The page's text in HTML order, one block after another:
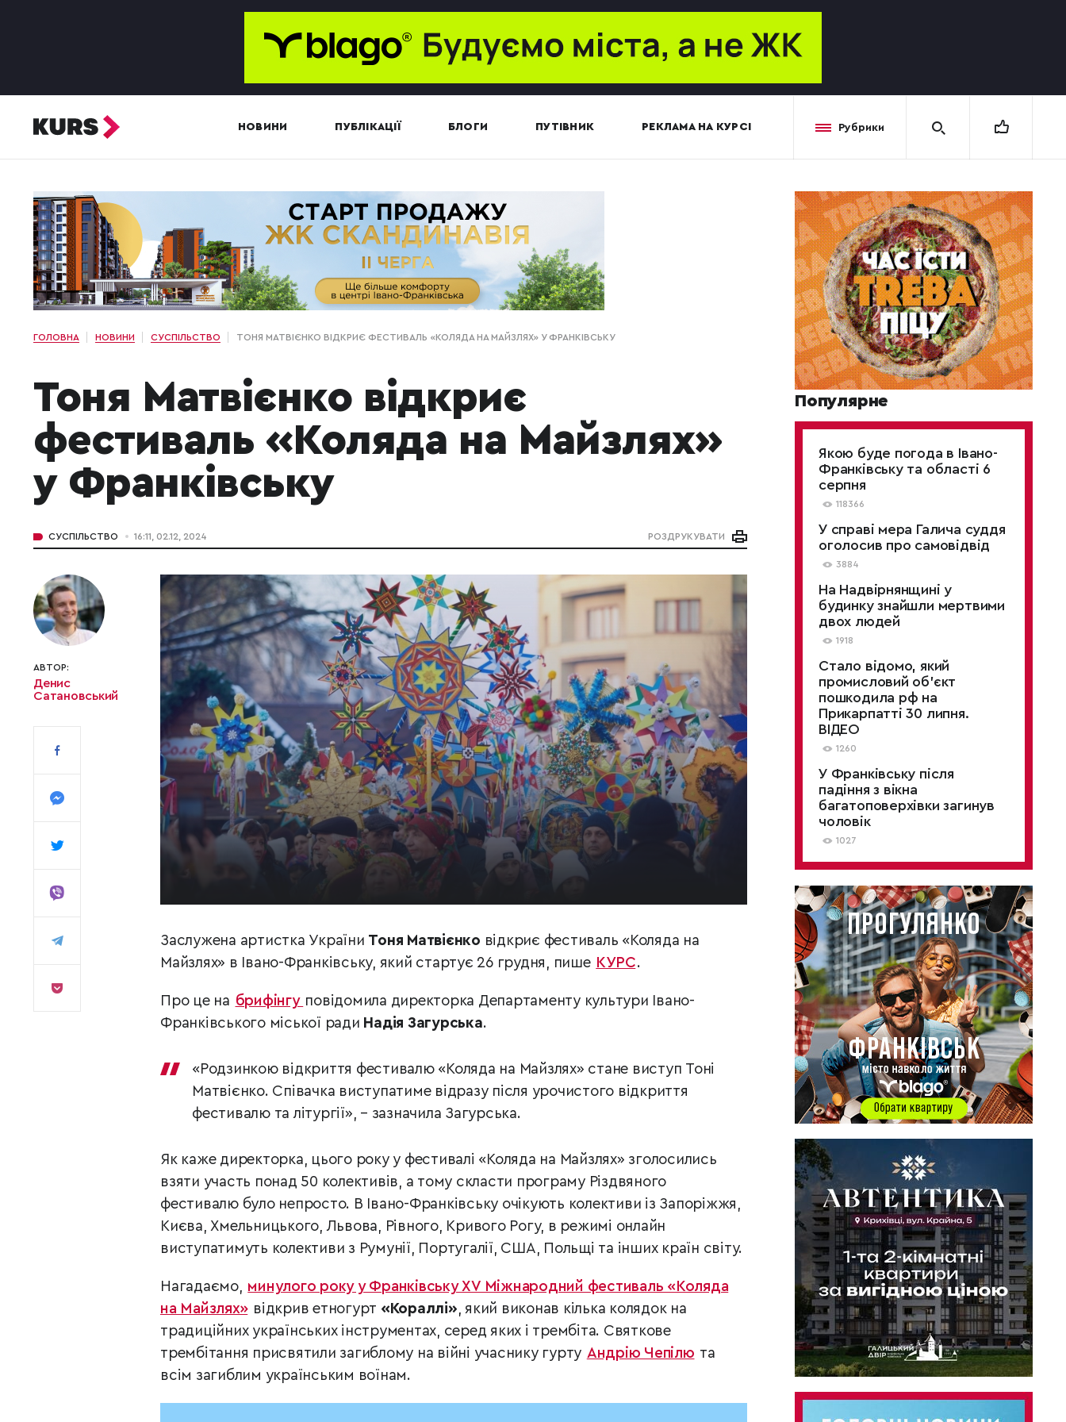
НОВИНИ ПУБЛІКАЦІЇ БЛОГИ ПУТІВНИК РЕКЛАМА НА КУРСІ Рубрики
ГОЛОВНА НОВИНИ СУСПІЛЬСТВО ТОНЯ МАТВІЄНКО ВІДКРИЄ ФЕСТИВАЛЬ «КОЛЯДА НА МАЙЗЛЯХ» У ФРАНКІВСЬКУ
Тоня Матвієнко відкриє
фестиваль «Коляда на Майзлях»
у Франківську
СУСПІЛЬСТВО 16:11, 02.12, 2024 РОЗДРУКУВАТИ
АВТОР:
Денис
Сатановський
Заслужена артистка України Тоня Матвієнко відкриє фестиваль «Коляда на
Майзлях» в Івано-Франківську, який стартує 26 грудня, пише КУРС.
Про це на брифінгу повідомила директорка Департаменту культури Івано-
Франківського міської ради Надія Загурська.
«Родзинкою відкриття фестивалю «Коляда на Майзлях» стане виступ Тоні
Матвієнко. Співачка виступатиме відразу після урочистого відкриття
фестивалю та літургії», – зазначила Загурська.
Як каже директорка, цього року у фестивалі «Коляда на Майзлях» зголосились
взяти участь понад 50 колективів, а тому скласти програму Різдвяного
фестивалю було непросто. В Івано-Франківську очікують колективи із Запоріжжя,
Києва, Хмельницького, Львова, Рівного, Кривого Рогу, в режимі онлайн
виступатимуть колективи з Румунії, Португалії, США, Польщі та інших країн світу.
Нагадаємо, минулого року у Франківську ХV Міжнародний фестиваль «Коляда
на Майзлях» відкрив етногурт «Кораллі», який виконав кілька колядок на
традиційних українських інструментах, серед яких і трембіта. Святкове
трембітання присвятили загиблому на війні учаснику гурту Андрію Чепілю та
всім загиблим українським воїнам.
Популярне
Якою буде погода в Івано-
Франківську та області 6
серпня
118366
У справі мера Галича суддя
оголосив про самовідвід
3884
На Надвірнянщині у
будинку знайшли мертвими
двох людей
1918
Стало відомо, який
промисловий об’єкт
пошкодила рф на
Прикарпатті 30 липня.
ВІДЕО
1260
У Франківську після
падіння з вікна
багатоповерхівки загинув
чоловік
1027